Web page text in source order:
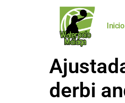
Inicio
derbi